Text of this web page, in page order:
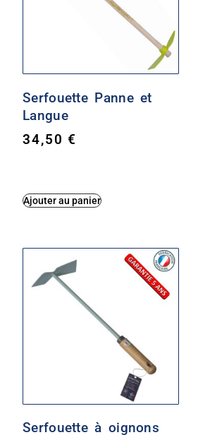
Serfouette Panne et
Langue
34,50€
Ajouter au panier
Serfouette à oignons